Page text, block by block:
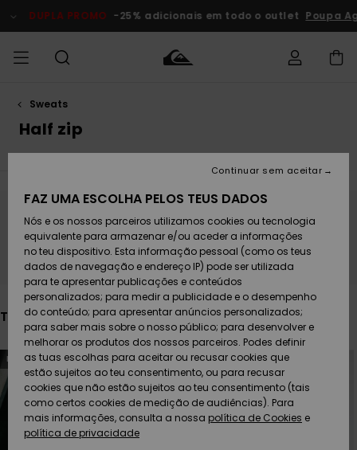
da
produtos
PROMO -25% adicionais em todo o outlet Poupa Agora
HOMEM
Calçado e
chinelos
Surfe/água
Snow
Artigos
recém-
chegados
MENINO
Calçado e
chinelos
Surfe/água
Neve
Artigos
recém-
chegados
MULHER
chegados
Highlights
Snow
SURF
Crianças
Highlights
Community
SNOW
Artigos
Criança
Snow Shop
Feminino
Highlights
Community
DUPLA
PROMO
Criança
Outlet
Mulher
AJUDA
Devoluções
Pagamento
Cartão
presente
Quiksilver
Freedom
Protecção de
dados
SUSTAINABILITY
Sweats
Half zip
Fica atento/a, os produtos voltam em
breve
Também poderás gostar
Avançar
para
procurar
critérios
de
filtragem
Avançar
para
ordenar
por
NOVO! NOVO!
FAZ UMA ESCOLHA PELOS TEUS DADOS
Nós e os nossos parceiros utilizamos cookies ou tecnologia
equivalente para armazenar e/ou aceder a informações
no teu dispositivo. Esta informação pessoal (como os teus
dados de navegação e endereço IP) pode ser utilizada
para te apresentar publicações e conteúdos
personalizados; para medir a publicidade e o desempenho
do conteúdo; para apresentar anúncios personalizados;
para saber mais sobre o nosso público; para desenvolver e
melhorar os produtos dos nossos parceiros. Podes definir
as tuas escolhas para aceitar ou recusar cookies que
estão sujeitos ao teu consentimento, ou para recusar
cookies que não estão sujeitos ao teu consentimento (tais
como certos cookies de medição de audiências). Para
mais informações, consulta a nossa política de Cookies e
política de privacidade
Continuar sem aceitar